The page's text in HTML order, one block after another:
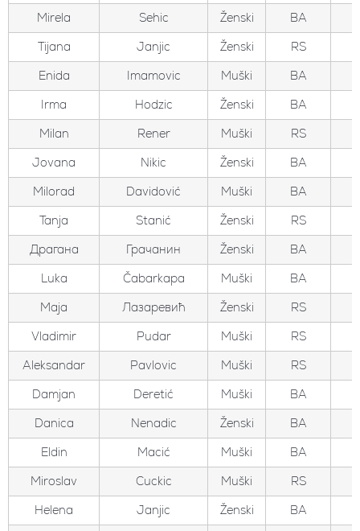
Mirela
Sehic Ženski
BA
Tijana
Janjic Ženski
RS
Enida
Imamovic Muški
BA
Irma
Hodzic Ženski
BA
Milan
Rener Muški
RS
Jovana
Nikic Ženski
BA
Milorad
Davidović Muški
BA
Tanja
Stanić Ženski
RS
Драгана
Грачанин Ženski
BA
Luka
Čabarkapa Muški
BA
Маја
Лазаревић Ženski
RS
Vladimir
Pudar Muški
RS
Aleksandar
Pavlovic Muški
RS
Damjan
Deretić Muški
BA
Danica
Nenadic Ženski
BA
Eldin
Macić Muški
BA
Miroslav
Cuckic Muški
RS
Helena
Janjic Ženski
BA